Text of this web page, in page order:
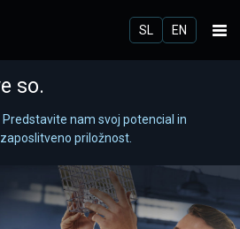
SL EN
so.
nam svoj potencial in
priložnost.